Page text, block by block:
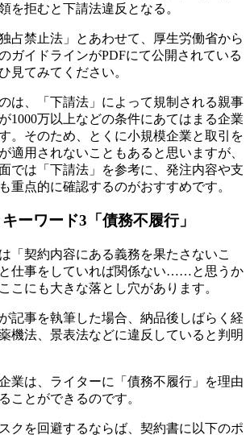
を拒むと下請法違反となる。
占禁止法」とあわせて、厚生労働省から
ガイドラインがPDFにて公開されている
見てみてください。
は、
「下請法」によって規制される親事
1000万以上などの条件にあてはまる企業
。そのため、とくに小規模企業と取引を
適用されないこともあると思いますが、
では「下請法」を参考に、発注内容や支
重点的に確認するのがおすすめです。
ーワード3「債務不履行」
「契約内容にある義務を果たさないこ
仕事をしていれば関係ない……と思うか
こにも大きな落とし穴があります。
記事を執筆した場合、納品後しばらく経
機法、景表法などに違反していると判明
業は、ライターに「債務不履行」を理由
ことができるのです。
クを回避するならば、契約書に以下のポ